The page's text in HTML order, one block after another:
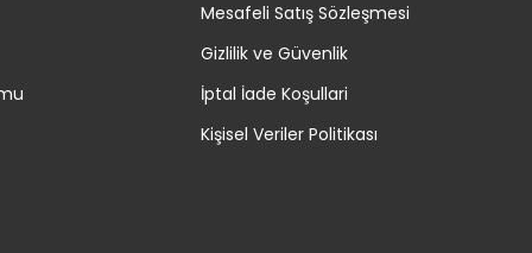
Mesafeli Satış Sözleşmesi
Gizlilik ve Güvenlik
İptal İade Koşullari
Kişisel Veriler Politikası